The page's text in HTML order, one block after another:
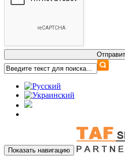
Показать навигацию